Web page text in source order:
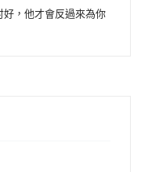
，他才會反過來為你